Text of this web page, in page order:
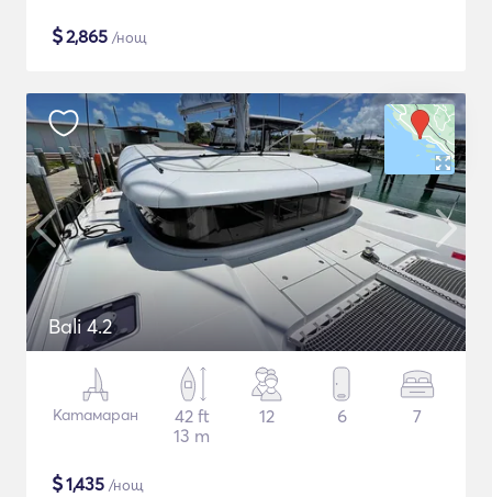
$2,865 /нощ
Bali 4.2
Катамаран
42 ft
13 m
12 6 7
$1,435 /нощ